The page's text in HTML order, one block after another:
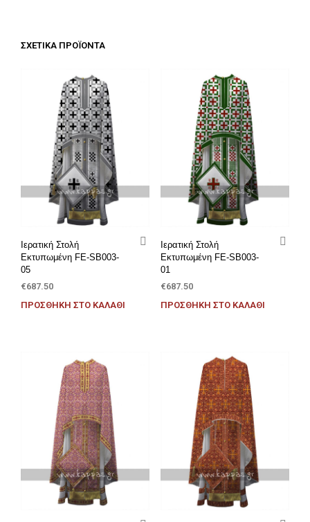
ΣΧΕΤΙΚΆ ΠΡΟΪΌΝΤΑ
Ιερατική Στολή
Εκτυπωμένη FE-SB003-
05
€687.50
ΠΡΟΣΘΉΚΗ ΣΤΟ ΚΑΛΆΘΙ
Ιερατική Στολή
Εκτυπωμένη FE-SB003-
01
€687.50
ΠΡΟΣΘΉΚΗ ΣΤΟ ΚΑΛΆΘΙ